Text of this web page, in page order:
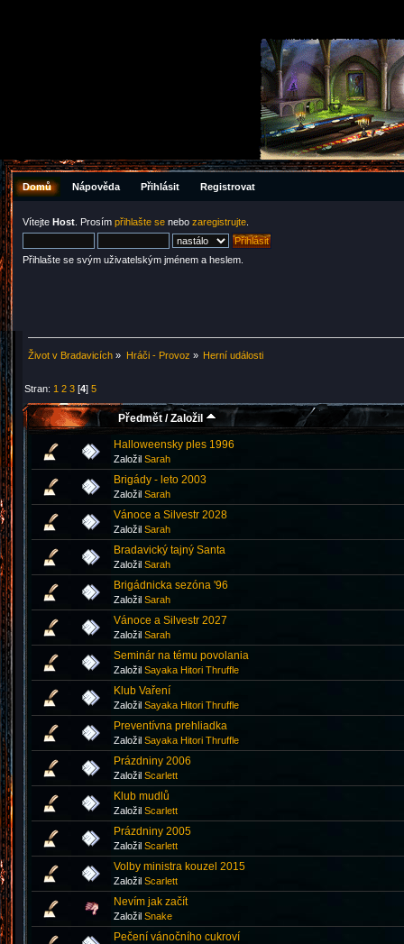
Domů Nápověda Přihlásit Registrovat
Vítejte Host . Prosím přihlašte se nebo zaregistrujte
Přihlašte se svým uživatelským jménem a heslem.
Život v Bradavicích » Hráči - Provoz » Herní události
Stran: 1 2 3 [4]5
Předmět /Založil
Halloweensky ples 1996
Založil Sarah
Brigády - leto 2003
Založil Sarah
Vánoce a Silvestr 2028
Založil Sarah
Bradavický tajný Santa
Založil Sarah
Brigádnicka sezóna '96
Založil Sarah
Vánoce a Silvestr 2027
Založil Sarah
Seminár na tému povolania
Založil Sayaka Hitori Thruffle
Klub Vaření
Založil Sayaka Hitori Thruffle
Preventívna prehliadka
Založil Sayaka Hitori Thruffle
Prázdniny 2006
Založil Scarlett
Klub mudlů
Založil Scarlett
Prázdniny 2005
Založil Scarlett
Volby ministra kouzel 2015
Založil Scarlett
Nevím jak začít
Založil Snake
Pečení vánočního cukroví